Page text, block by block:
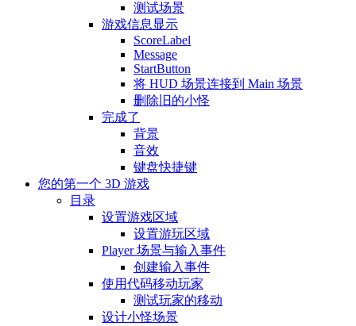
测试场景
游戏信息显示
ScoreLabel
Message
StartButton
将 HUD 场景连接到 Main 场景
删除旧的小怪
完成了
背景
音效
键盘快捷键
您的第一个 3D 游戏
目录
设置游戏区域
设置游玩区域
Player 场景与输入事件
创建输入事件
使用代码移动玩家
测试玩家的移动
设计小怪场景